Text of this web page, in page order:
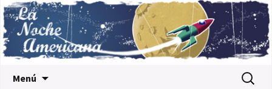
Menú Buscar: